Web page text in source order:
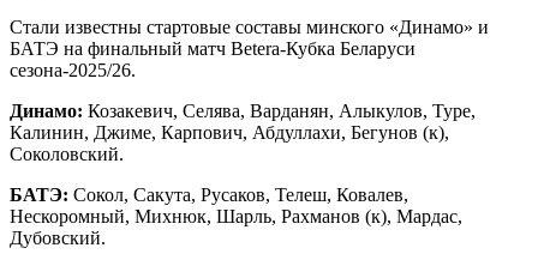
Стали известны стартовые составы минского «Динамо» и
БАТЭ на финальный матч Betera-Кубка Беларуси
сезона-2025/26.
Динамо: Козакевич, Селява, Варданян, Алыкулов, Туре,
Калинин, Джиме, Карпович, Абдуллахи, Бегунов (к),
Соколовский.
БАТЭ: Сокол, Сакута, Русаков, Телеш, Ковалев,
Нескоромный, Михнюк, Шарль, Рахманов (к), Мардас,
Дубовский.